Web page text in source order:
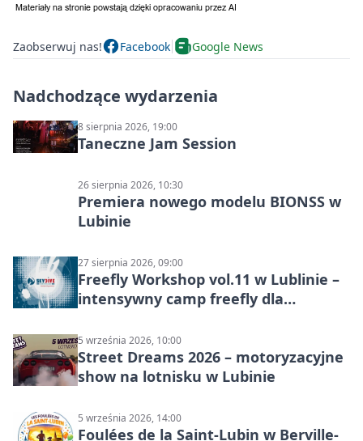
Zaobserwuj nas! Facebook Google News
Nadchodzące wydarzenia
8 sierpnia 2026, 19:00
Taneczne Jam Session
26 sierpnia 2026, 10:30
Premiera nowego modelu BIONSS w
Lubinie
27 sierpnia 2026, 09:00
Freefly Workshop vol.11 w Lublinie –
intensywny camp freefly dla
5 września 2026, 10:00
Street Dreams 2026 – motoryzacyjne
show na lotnisku w Lubinie
5 września 2026, 14:00
Foulées de la Saint-Lubin w Berville-